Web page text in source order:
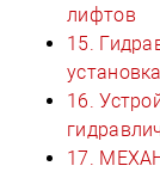
лифтов
15.
16.
17.